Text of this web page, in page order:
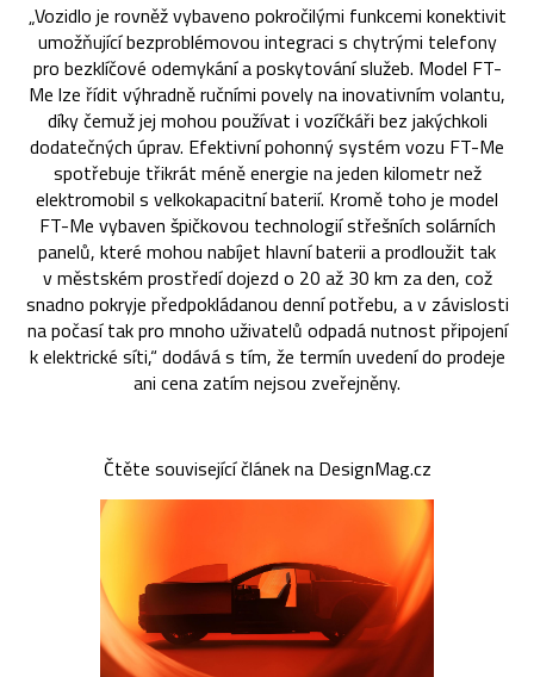
„Vozidlo je rovněž vybaveno pokročilými funkcemi konektivit
umožňující bezproblémovou integraci s chytrými telefony
pro bezklíčové odemykání a poskytování služeb. Model FT-
Me lze řídit výhradně ručními povely na inovativním volantu,
díky čemuž jej mohou používat i vozíčkáři bez jakýchkoli
dodatečných úprav. Efektivní pohonný systém vozu FT-Me
spotřebuje třikrát méně energie na jeden kilometr než
elektromobil s velkokapacitní baterií. Kromě toho je model
FT-Me vybaven špičkovou technologií střešních solárních
panelů, které mohou nabíjet hlavní baterii a prodloužit tak
v městském prostředí dojezd o 20 až 30 km za den, což
snadno pokryje předpokládanou denní potřebu, a v závislosti
na počasí tak pro mnoho uživatelů odpadá nutnost připojení
k elektrické síti,“ dodává s tím, že termín uvedení do prodeje
ani cena zatím nejsou zveřejněny.
Čtěte související článek na DesignMag.cz